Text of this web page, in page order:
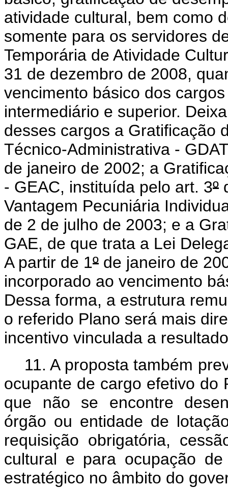
atividade cultural, bem como
somente para os servidores
Temporária de Atividade
31 de dezembro de 2008,
vencimento básico dos
intermediário e superior.
desses cargos a Gratificação
Técnico-Administrativa -
de janeiro de 2002; a
- GEAC, instituída pelo art. 3º
Vantagem Pecuniária
de 2 de julho de 2003; e a
GAE, de que trata a Lei
A partir de 1º de janeiro de
incorporado ao vencimento
Dessa forma, a estrutura
o referido Plano será mais
incentivo vinculada a
11. A proposta também
ocupante de cargo efetivo do
que não se encontre
órgão ou entidade de
requisição obrigatória,
cultural e para ocupação
estratégico no âmbito do